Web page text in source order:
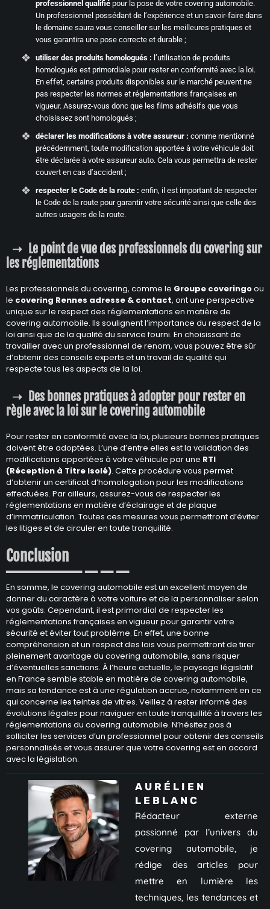
professionnel qualifié pour la pose de votre covering automobile.
Un professionnel possédant de l’expérience et un savoir-faire dans
le domaine saura vous conseiller sur les meilleures pratiques et
vous garantira une pose correcte et durable ;
utiliser des produits homologués : l’utilisation de produits
homologués est primordiale pour rester en conformité avec la loi.
En effet, certains produits disponibles sur le marché peuvent ne
pas respecter les normes et réglementations françaises en
vigueur. Assurez-vous donc que les films adhésifs que vous
choisissez sont homologués ;
déclarer les modifications à votre assureur : comme mentionné
précédemment, toute modification apportée à votre véhicule doit
être déclarée à votre assureur auto. Cela vous permettra de rester
couvert en cas d’accident ;
respecter le Code de la route : enfin, il est important de respecter
le Code de la route pour garantir votre sécurité ainsi que celle des
autres usagers de la route.
Le point de vue des professionnels du covering sur
les réglementations
Les professionnels du covering, comme le Groupe coveringoou
le covering Rennes adresse & contact, ont une perspective
unique sur le respect des réglementations en matière de
covering automobile. Ils soulignent l’importance du respect de la
loi ainsi que de la qualité du service fourni. En choisissant de
travailler avec un professionnel de renom, vous pouvez être sûr
d’obtenir des conseils experts et un travail de qualité qui
respecte tous les aspects de la loi.
Des bonnes pratiques à adopter pour rester en
règle avec la loi sur le covering automobile
Pour rester en conformité avec la loi, plusieurs bonnes pratiques
doivent être adoptées. L’une d’entre elles est la validation des
modifications apportées à votre véhicule par une RTI
(Réception à Titre Isolé). Cette procédure vous permet
d’obtenir un certificat d’homologation pour les modifications
effectuées. Par ailleurs, assurez-vous de respecter les
réglementations en matière d’éclairage et de plaque
d’immatriculation. Toutes ces mesures vous permettront d’éviter
les litiges et de circuler en toute tranquilité.
Conclusion
En somme, le covering automobile est un excellent moyen de
donner du caractère à votre voiture et de la personnaliser selon
vos goûts. Cependant, il est primordial de respecter les
réglementations françaises en vigueur pour garantir votre
sécurité et éviter tout problème. En effet, une bonne
compréhension et un respect des lois vous permettront de tirer
pleinement avantage du covering automobile, sans risquer
d’éventuelles sanctions. À l’heure actuelle, le paysage législatif
en France semble stable en matière de covering automobile,
mais sa tendance est à une régulation accrue, notamment en ce
qui concerne les teintes de vitres. Veillez à rester informé des
évolutions légales pour naviguer en toute tranquillité à travers les
réglementations du covering automobile. N’hésitez pas à
solliciter les services d’un professionnel pour obtenir des conseils
personnalisés et vous assurer que votre covering est en accord
avec la législation.
AURÉLIEN
LEBLANC
Rédacteur externe
passionné par l’univers du
covering automobile, je
rédige des articles pour
mettre en lumière les
techniques, les tendances et